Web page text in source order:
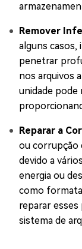
Remover
alguns
penetrar
nos arquivos
unidade
Reparar a
ou corrupção
devido a
energia ou
como
reparar
sistema de